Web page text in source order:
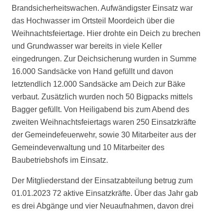
Brandsicherheitswachen. Aufwändigster Einsatz war
das Hochwasser im Ortsteil Moordeich über die
Weihnachtsfeiertage. Hier drohte ein Deich zu brechen
und Grundwasser war bereits in viele Keller
eingedrungen. Zur Deichsicherung wurden in Summe
16.000 Sandsäcke von Hand gefüllt und davon
letztendlich 12.000 Sandsäcke am Deich zur Bäke
verbaut. Zusätzlich wurden noch 50 Bigpacks mittels
Bagger gefüllt. Von Heiligabend bis zum Abend des
zweiten Weihnachtsfeiertags waren 250 Einsatzkräfte
der Gemeindefeuerwehr, sowie 30 Mitarbeiter aus der
Gemeindeverwaltung und 10 Mitarbeiter des
Baubetriebshofs im Einsatz.
Der Mitgliederstand der Einsatzabteilung betrug zum
01.01.2023 72 aktive Einsatzkräfte. Über das Jahr gab
es drei Abgänge und vier Neuaufnahmen, davon drei